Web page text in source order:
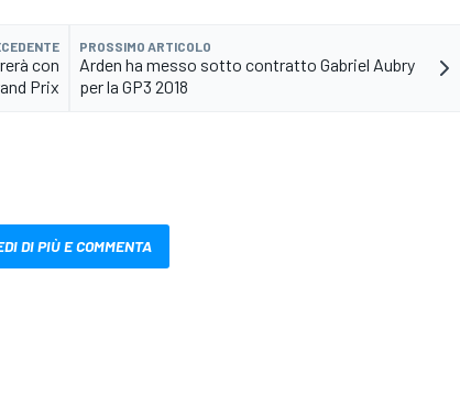
con
Prix
PROSSIMO ARTICOLO
Arden ha messo sotto contratto Gabriel Aubry
per la GP3 2018
DI PIÙ E COMMENTA